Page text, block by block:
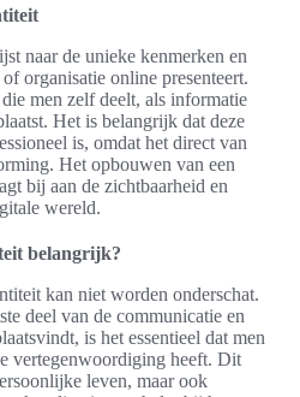
naar de unieke kenmerken en
organisatie online presenteert.
men zelf deelt, als informatie
Het is belangrijk dat deze
is, omdat het direct van
Het opbouwen van een
bij aan de zichtbaarheid en
wereld.
belangrijk?
kan niet worden onderschat.
deel van de communicatie en
is het essentieel dat men
vertegenwoordiging heeft. Dit
leven, maar ook